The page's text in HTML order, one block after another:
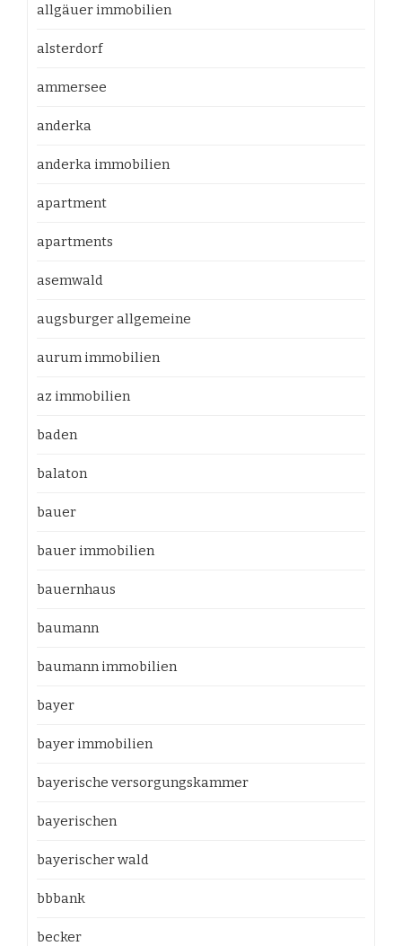
allgäuer immobilien
alsterdorf
ammersee
anderka
anderka immobilien
apartment
apartments
asemwald
augsburger allgemeine
aurum immobilien
az immobilien
baden
balaton
bauer
bauer immobilien
bauernhaus
baumann
baumann immobilien
bayer
bayer immobilien
bayerische versorgungskammer
bayerischen
bayerischer wald
bbbank
becker